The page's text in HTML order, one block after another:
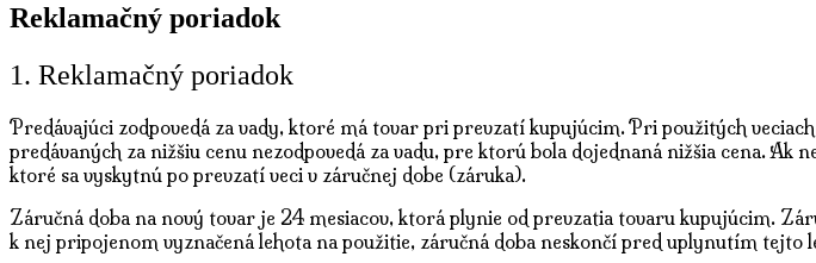
Reklamačný poriadok
1. Reklamačný poriadok
Predávajúci zodpovedá za vady, ktoré má tovar pri prevzatí kupujúcim. Pri použitých
predávaných za nižšiu cenu nezodpovedá za vadu, pre ktorú bola dojednaná nižšia cena. Ak
ktoré sa vyskytnú po prevzatí veci v záručnej dobe (záruka).
Záručná doba na nový tovar je 24 mesiacov, ktorá plynie od prevzatia tovaru kupujúcim.
k nej pripojenom vyznačená lehota na použitie, záručná doba neskončí pred uplynutím tejto